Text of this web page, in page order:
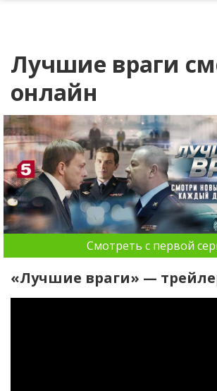
Лучшие враги
онлайн
Смотреть с первой
«Лучшие враги» —